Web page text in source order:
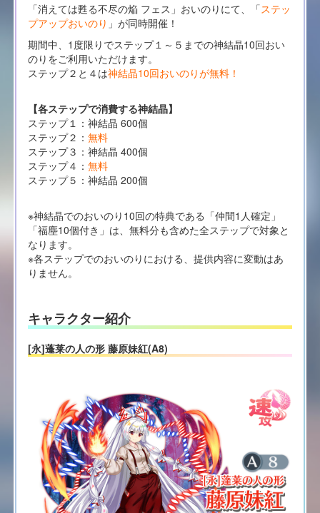
「消えては甦る不尽の焔 フェス」おいのりにて、「ステッ
プアップおいのり 」が同時開催！
期間中、1度限りでステップ１～５までの神結晶10回おい
のりをご利用いただけます。
ステップ２と４は神結晶10回おいのりが無料！
【各ステップで消費する神結晶】
ステップ１：神結晶 600個
ステップ２： 無料
ステップ３：神結晶 400個
ステップ４： 無料
ステップ５：神結晶 200個
※神結晶でのおいのり10回の特典である「仲間1人確定」
「福塵10個付き」は、無料分も含めた全ステップで対象と
なります。
※各ステップでのおいのりにおける、提供内容に変動はあ
りません。
キャラクター紹介
[永]蓬莱の人の形 藤原妹紅(A8)